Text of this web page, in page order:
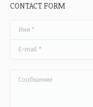
CONTACT FORM